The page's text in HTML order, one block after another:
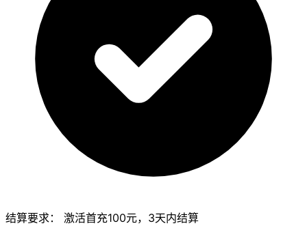
结算要求： 激活首充100元，3天内结算